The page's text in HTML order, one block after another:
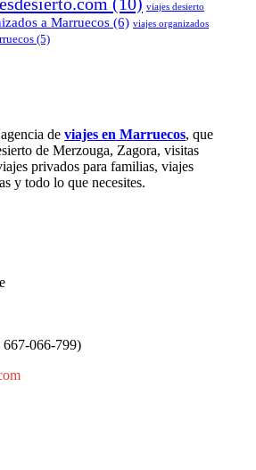
viajes desierto
a Marruecos (6) viajes organizados
(5)
de viajes en Marruecos, que
de Merzouga, Zagora, visitas
privados para familias, viajes
y todo lo que necesites.
066-799)